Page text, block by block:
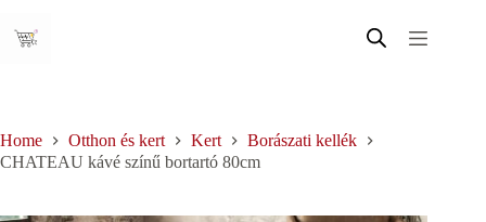
content
Home Otthon és kert Kert
Borászati kellék
CHATEAU kávé színű bortartó 80cm